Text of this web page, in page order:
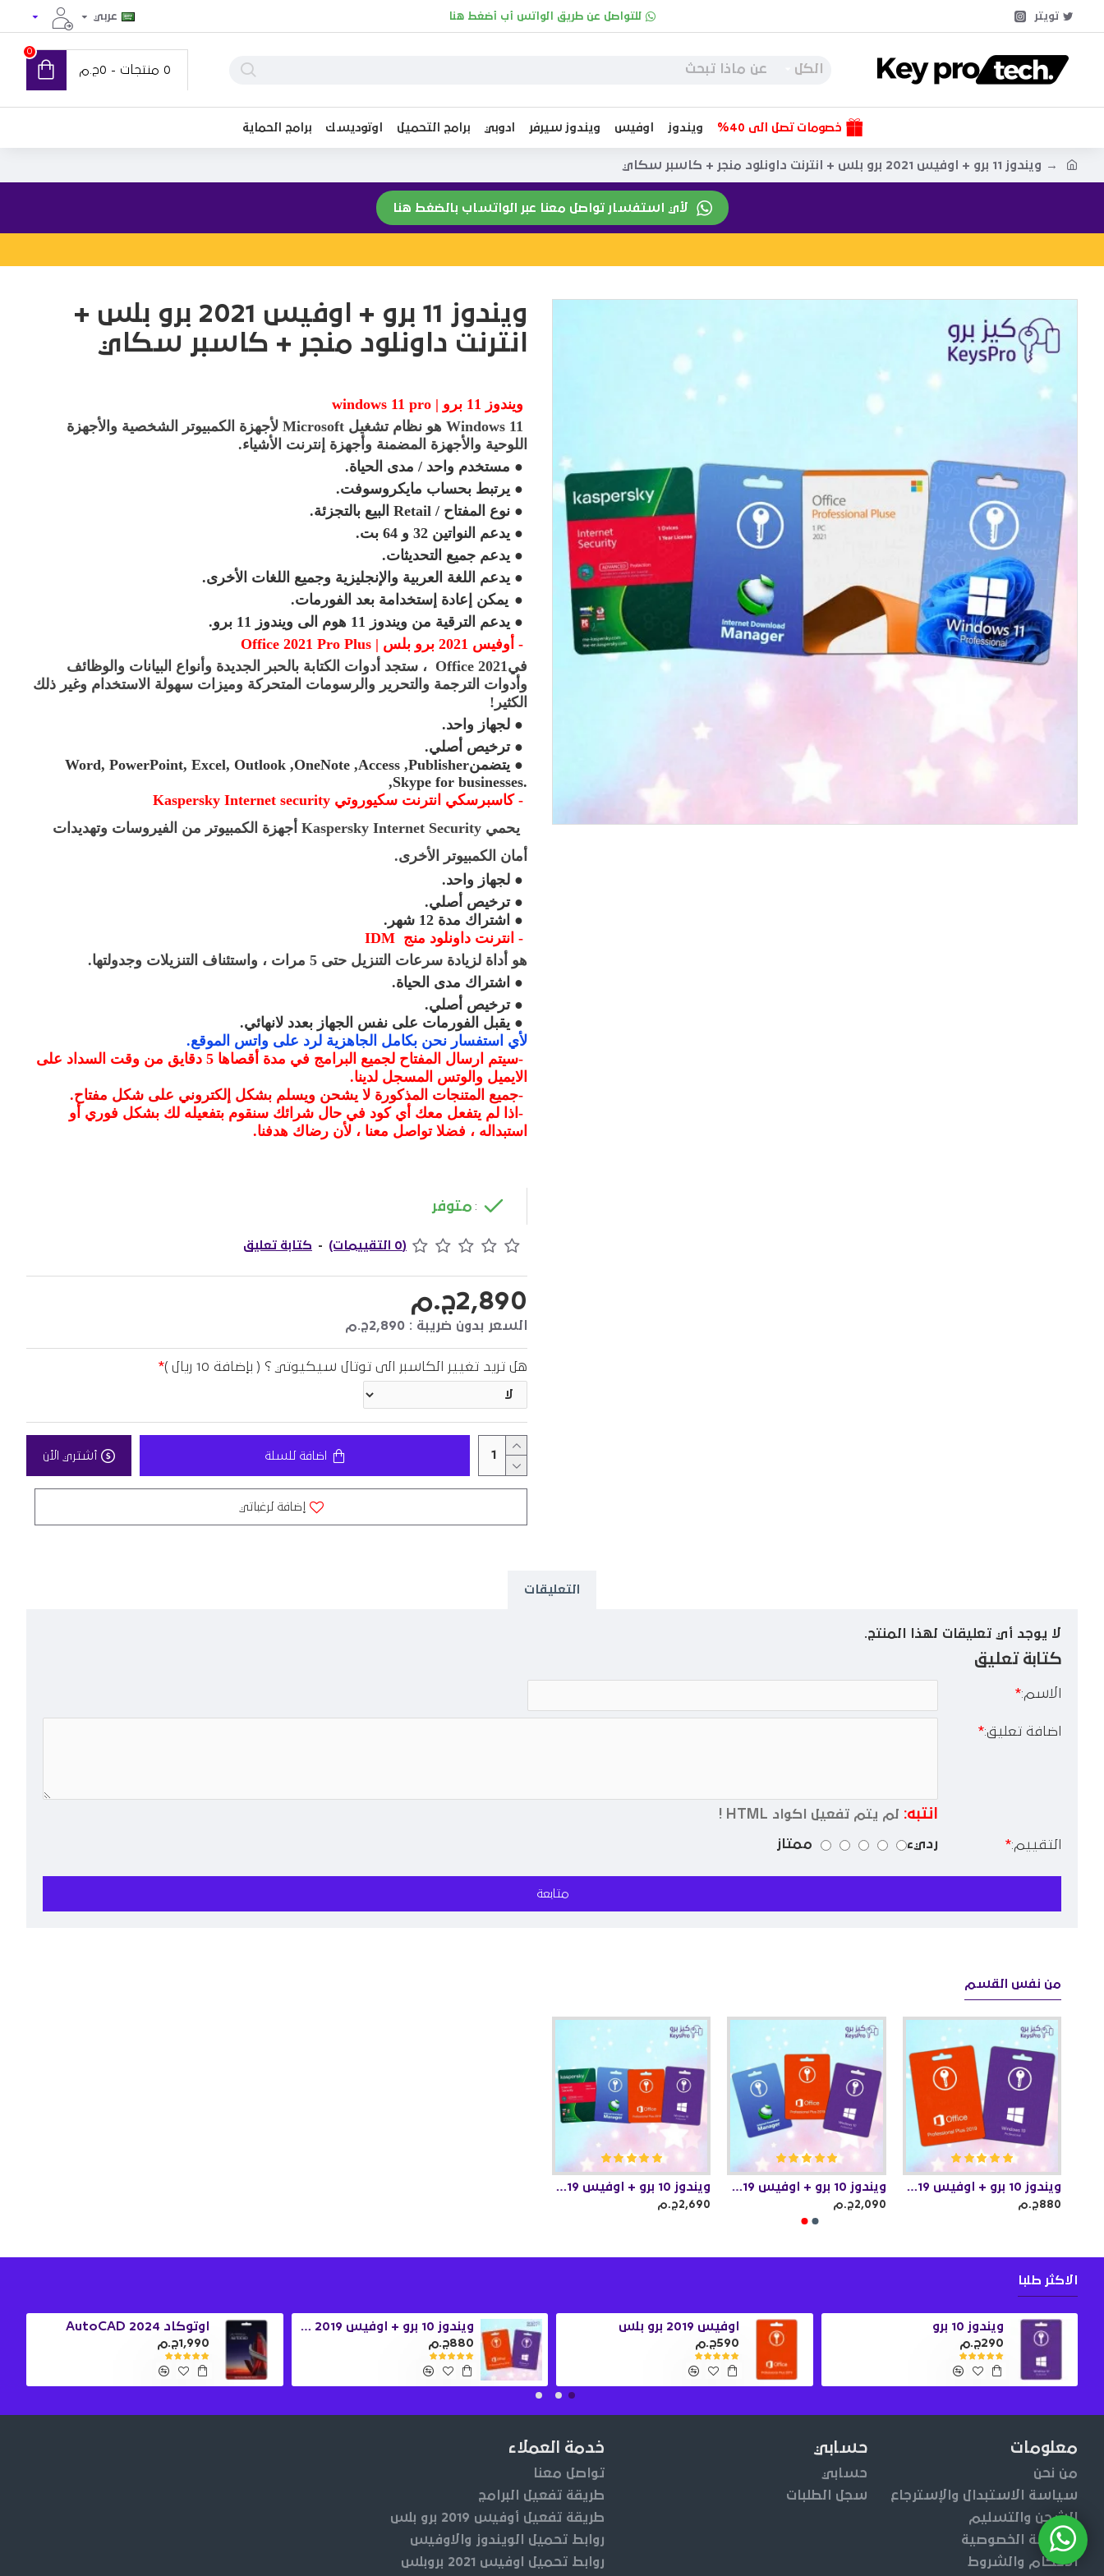
تويتر للتواصل عن طريق الواتس أب أضغط هنا عربي
الكل 0 منتجات - 0ج.م
0
خصومات تصل الى 40% ويندوز اوفيس ويندوز سيرفر ادوبي برامج التحميل اوتوديسك برامج الحماية
ويندوز 11 برو + اوفيس 2021 برو بلس + انترنت داونلود منجر + كاسبر سكاي
لأي استفسار تواصل معنا عبر الواتساب بالضغط هنا
ويندوز 11 برو + اوفيس 2021 برو بلس +
انترنت داونلود منجر + كاسبر سكاي
ويندوز 11 برو |
windows 11 pro
Windows 11 هو نظام تشغيل Microsoft لأجهزة الكمبيوتر الشخصية والأجهزة
اللوحية والأجهزة المضمنة وأجهزة إنترنت الأشياء.
● مستخدم واحد / مدى الحياة.
● يرتبط بحساب مايكروسوفت.
● نوع المفتاح Retail / البيع بالتجزئة.
● يدعم النواتين 32 و 64 بت
.
● يدعم جميع التحديثات.
● يدعم اللغة العربية والإنجليزية وجميع اللغات الأخرى.
● يمكن إعادة إستخدامة بعد الفورمات.
● يدعم الترقية من ويندوز 11 هوم الى ويندوز 11 برو
.
- أوفيس 2021 برو بلس |
Office 2021 Pro Plus
فيOffice 2021 ، ستجد أدوات الكتابة بالحبر الجديدة وأنواع البيانات والوظائف
وأدوات الترجمة والتحرير والرسومات المتحركة وميزات سهولة الاستخدام وغير ذلك
الكثير !
● لجهاز واحد.
● ترخيص أصلي.
● يتضمنWord, PowerPoint, Excel, Outlook ,OneNote ,Access ,Publisher
,Skype for businesses.
-كاسبرسكي انترنت سكيوروتي Kaspersky Internet security
يحمي Kaspersky Internet Security أجهزة الكمبيوتر من الفيروسات وتهديدات
أمان الكمبيوتر الأخرى.
● لجهاز واحد.
● ترخيص أصلي.
● اشتراك مدة 12 شهر
.
- انترنت داونلود منج IDM
هو أداة لزيادة سرعات التنزيل حتى 5 مرات ، واستئناف التنزيلات وجدولتها
.
● اشتراك مدى الحياة.
● ترخيص أصلي.
● يقبل الفورمات على نفس الجهاز بعدد لانهائي.
لأي استفسار نحن بكامل الجاهزية لرد على واتس الموقع.
-
سيتم ارسال المفتاح لجميع البرامج في مدة أقصاها 5 دقايق من وقت السداد على
الايميل والوتس المسجل لدينا.
-جميع المتنجات المذكورة لا يشحن ويسلم بشكل إلكتروني على شكل مفتاح.
- اذا لم يتفعل معك أي كود في حال شرائك سنقوم بتفعيله لك بشكل فوري أو
استبداله ، فضلا تواصل معنا ، لأن رضاك هدفنا.
: متوفر
(0 التقييمات) - كتابة تعليق
2,890ج.م
السعر بدون ضريبة : 2,890ج.م
هل تريد تغيير الكاسبر الى توتال سيكيوتي ؟ ( بإضافة 10 ريال )
اضافة للسلة أشتري الأن
إضافة لرغباتي
التعليقات
لا يوجد أي تعليقات لهذا المنتج.
كتابة تعليق
الاسم:
اضافة تعليق:
انتبه: لم يتم تفعيل اكواد HTML !
التقييم: رديء ممتاز
متابعة
من نفس القسم
ويندوز 10 برو + اوفيس 2019 برو بلس
880ج.م
ويندوز 10 برو + اوفيس 2019 برو بلس + انترنت داونلود منجر
2,090ج.م
ويندوز 10 برو + اوفيس 2019 برو بلس + انترنت داونلود منجر + كاسبر سكاي
2,690ج.م
الاكثر طلبا
ويندوز 10 برو
290ج.م
اوفيس 2019 برو بلس
590ج.م
ويندوز 10 برو + اوفيس 2019 برو بلس
880ج.م
اوتوكاد 2024 AutoCAD
1,990ج.م
معلومات
من نحن
سياسة الاستبدال والإسترجاع
الشحن والتسليم
سياسة الخصوصية
الأحكام والشروط
حسابي
حسابي
سجل الطلبات
خدمة العملاء
تواصل معنا
طريقة تفعيل البرامج
طريقة تفعيل أوفيس 2019 برو بلس
روابط تحميل الويندوز والاوفيس
روابط تحميل اوفيس 2021 بروبلس